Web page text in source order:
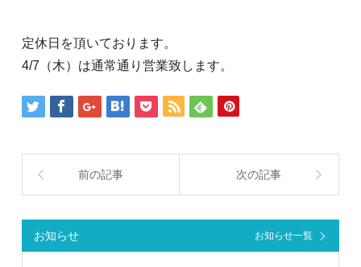
定休日を頂いております。
4/7（木）は通常通り営業致します。
前の記事 次の記事
お知らせ お知らせ一覧